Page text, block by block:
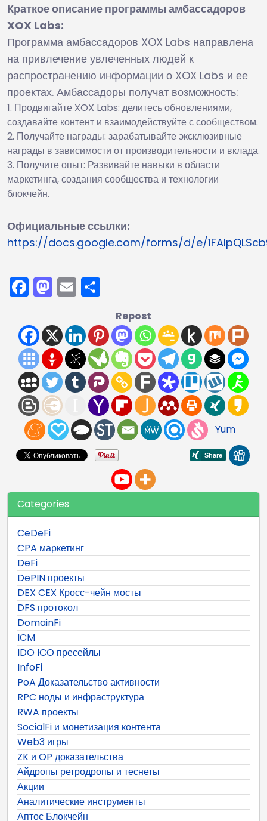
Краткое описание программы амбассадоров
XOX Labs:
Программа амбассадоров XOX Labs направлена
на привлечение увлеченных людей к
распространению информации о XOX Labs и ее
проектах. Амбассадоры получат возможность:
Продвигайте XOX Labs: делитесь обновлениями,
создавайте контент и взаимодействуйте с сообществом.
Получайте награды: зарабатывайте эксклюзивные
награды в зависимости от производительности и вклада.
Получите опыт: Развивайте навыки в области
маркетинга, создания сообщества и технологии
блокчейн.
Официальные ссылки:
https://docs.google.com/forms/d/e/
Facebook
Mastodon
Email
Repost
Yum
Categories
CeDeFi
CPA маркетинг
DeFi
DePIN проекты
DEX CEX Кросс-чейн мосты
DFS протокол
DomainFi
ICM
IDO ICO пресейлы
InfoFi
PoA Доказательство активности
RPC ноды и инфраструктура
RWA проекты
SocialFi и монетизация контента
Web3 игры
ZK и OP доказательства
Айдропы ретродропы и теснеты
Акции
Аналитические инструменты
Аптос Блокчейн